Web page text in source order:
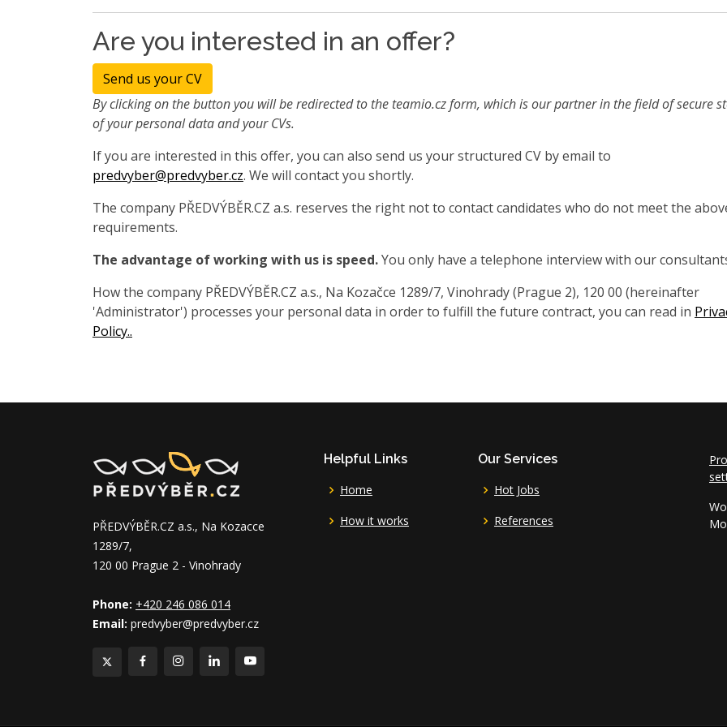
Are you interested in an offer?
Send us your CV
By clicking on the button you will be redirected to the teamio.cz form, which is our partner in the field of secure
of your personal data and your CVs.
If you are interested in this offer, you can also send us your structured CV by email to
predvyber@predvyber.cz. We will contact you shortly.
The company PŘEDVÝBĚR.CZ a.s. reserves the right not to contact candidates who do not meet the
requirements.
The advantage of working with us is speed.You only have a telephone interview with our
How the company PŘEDVÝBĚR.CZ a.s., Na Kozačce 1289/7, Vinohrady (Prague 2), 120 00 (hereinafter
'Administrator') processes your personal data in order to fulfill the future contract, you can read in
Policy..
PŘEDVÝBĚR.CZ a.s., Na Kozacce
1289/7,
120 00 Prague 2 - Vinohrady
Phone: +420 246 086 014
Email: predvyber@predvyber.cz
Helpful Links
Home
How it works
Our Services
Hot Jobs
References